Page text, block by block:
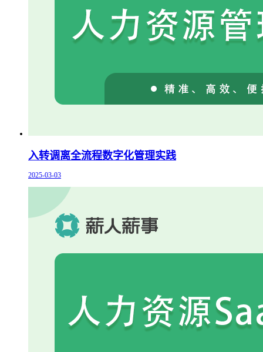
入转调离全流程数字化管理实践
2025-03-03